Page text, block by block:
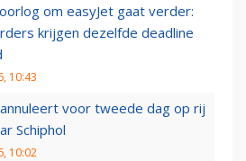
om easyJet gaat verder:
krijgen dezelfde deadline
10:43
voor tweede dag op rij
Schiphol
10:02